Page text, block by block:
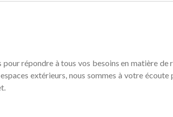
répondre à tous vos besoins en matière de
extérieurs, nous sommes à votre